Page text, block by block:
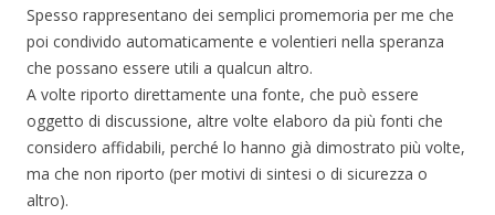
Spesso rappresentano dei semplici promemoria per me che
poi condivido automaticamente e volentieri nella speranza
che possano essere utili a qualcun altro.
A volte riporto direttamente una fonte, che può essere
oggetto di discussione, altre volte elaboro da più fonti che
considero affidabili, perché lo hanno già dimostrato più volte,
ma che non riporto (per motivi di sintesi o di sicurezza o
altro).